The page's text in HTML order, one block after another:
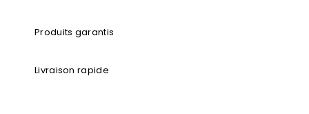
Produits garantis
Livraison rapide